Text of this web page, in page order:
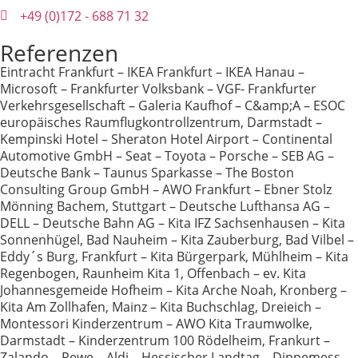
+49 (0)172 - 688 71 32
Referenzen
Eintracht Frankfurt – IKEA Frankfurt – IKEA Hanau –
Microsoft – Frankfurter Volksbank – VGF- Frankfurter
Verkehrsgesellschaft – Galeria Kaufhof – C&amp;A – ESOC
europäisches Raumflugkontrollzentrum, Darmstadt –
Kempinski Hotel – Sheraton Hotel Airport – Continental
Automotive GmbH – Seat – Toyota – Porsche – SEB AG –
Deutsche Bank – Taunus Sparkasse – The Boston
Consulting Group GmbH – AWO Frankfurt – Ebner Stolz
Mönning Bachem, Stuttgart – Deutsche Lufthansa AG –
DELL – Deutsche Bahn AG – Kita IFZ Sachsenhausen – Kita
Sonnenhügel, Bad Nauheim – Kita Zauberburg, Bad Vilbel –
Eddy´s Burg, Frankfurt – Kita Bürgerpark, Mühlheim – Kita
Regenbogen, Raunheim Kita 1, Offenbach – ev. Kita
Johannesgemeide Hofheim – Kita Arche Noah, Kronberg –
Kita Am Zollhafen, Mainz – Kita Buchschlag, Dreieich –
Montessori Kinderzentrum – AWO Kita Traumwolke,
Darmstadt – Kinderzentrum 100 Rödelheim, Frankurt –